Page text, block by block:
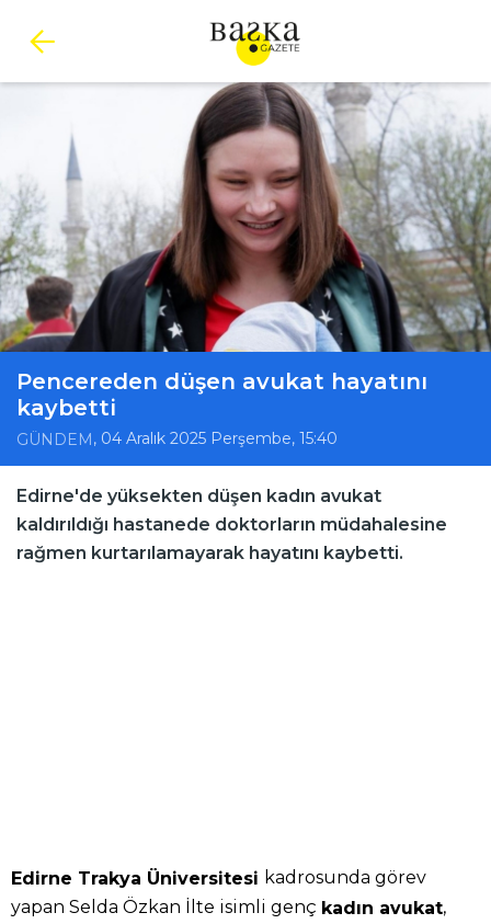
Pencereden düşen avukat hayatını
kaybetti
GÜNDEM, 04 Aralık 2025 Perşembe, 15:40
Edirne'de yüksekten düşen kadın avukat
kaldırıldığı hastanede doktorların müdahalesine
rağmen kurtarılamayarak hayatını kaybetti.
Edirne Trakya Üniversitesi kadrosunda görev
yapan Selda Özkan İlte isimli genç kadın avukat,